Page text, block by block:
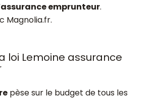
emprunteur.
Magnolia.fr.
loi Lemoine assurance
pèse sur le budget de tous les